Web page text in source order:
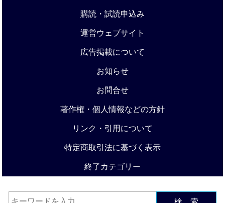
購読・試読申込み
運営ウェブサイト
広告掲載について
お知らせ
お問合せ
著作権・個人情報などの方針
リンク・引用について
特定商取引法に基づく表示
終了カテゴリー